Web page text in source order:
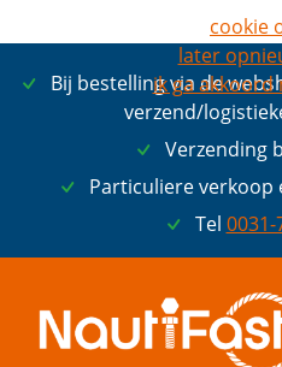
Bij bestelling via de
verzend/
Verzending
Particuliere verkoop
Tel 0031-
cookie
later
ik ga akkoord